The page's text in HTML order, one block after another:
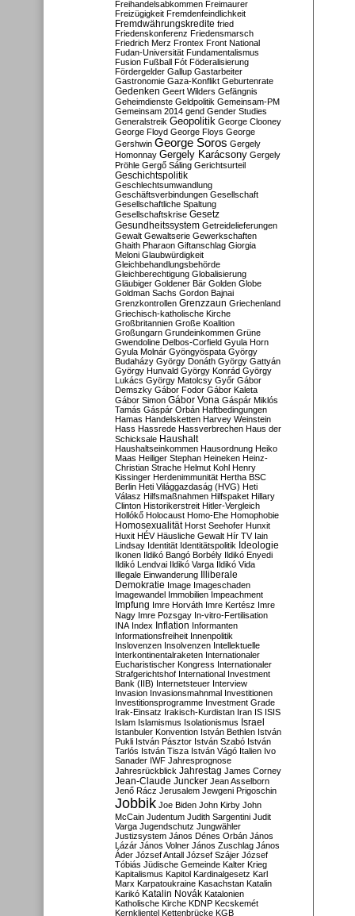
Freihandelsabkommen Freimaurer
Freizügigkeit Fremdenfeindlichkeit
Fremdwährungskredite fried
Friedenskonferenz Friedensmarsch
Friedrich Merz Frontex Front National
Fudan-Universität Fundamentalismus
Fusion Fußball Fót Föderalisierung
Fördergelder Gallup Gastarbeiter
Gastronomie Gaza-Konflikt Geburtenrate
Gedenken Geert Wilders Gefängnis
Geheimdienste Geldpolitik Gemeinsam-PM
Gemeinsam 2014 gend Gender Studies
Generalstreik Geopolitik George Clooney
George Floyd George Floys George
Gershwin George Soros Gergely
Homonnay Gergely Karácsony Gergely
Pröhle Gergő Sáling Gerichtsurteil
Geschichtspolitik
Geschlechtsumwandlung
Geschäftsverbindungen Gesellschaft
Gesellschaftliche Spaltung
Gesellschaftskrise Gesetz
Gesundheitssystem Getreidelieferungen
Gewalt Gewaltserie Gewerkschaften
Ghaith Pharaon Giftanschlag Giorgia
Meloni Glaubwürdigkeit
Gleichbehandlungsbehörde
Gleichberechtigung Globalisierung
Gläubiger Goldener Bär Golden Globe
Goldman Sachs Gordon Bajnai
Grenzkontrollen Grenzzaun Griechenland
Griechisch-katholische Kirche
Großbritannien Große Koalition
Großungarn Grundeinkommen Grüne
Gwendoline Delbos-Corfield Gyula Horn
Gyula Molnár Gyöngyöspata György
Budaházy György Donáth György Gattyán
György Hunvald György Konrád György
Lukács György Matolcsy Győr Gábor
Demszky Gábor Fodor Gábor Kaleta
Gábor Simon Gábor Vona Gáspár Miklós
Tamás Gáspár Orbán Haftbedingungen
Hamas Handelsketten Harvey Weinstein
Hass Hassrede Hassverbrechen Haus der
Schicksale Haushalt
Haushaltseinkommen Hausordnung Heiko
Maas Heiliger Stephan Heineken Heinz-
Christian Strache Helmut Kohl Henry
Kissinger Herdenimmunität Hertha BSC
Berlin Heti Világgazdaság (HVG) Heti
Válasz Hilfsmaßnahmen Hilfspaket Hillary
Clinton Historikerstreit Hitler-Vergleich
Hollókő Holocaust Homo-Ehe Homophobie
Homosexualität Horst Seehofer Hunxit
Huxit HÉV Häusliche Gewalt Hír TV Iain
Lindsay Identität Identitätspolitik Ideologie
Ikonen Ildikó Bangó Borbély Ildikó Enyedi
Ildikó Lendvai Ildikó Varga Ildikó Vida
Illegale Einwanderung Illiberale
Demokratie Image Imageschaden
Imagewandel Immobilien Impeachment
Impfung Imre Horváth Imre Kertész Imre
Nagy Imre Pozsgay In-vitro-Fertilisation
INA Index Inflation Informanten
Informationsfreiheit Innenpolitik
Inslovenzen Insolvenzen Intellektuelle
Interkontinentalraketen Internationaler
Eucharistischer Kongress Internationaler
Strafgerichtshof International Investment
Bank (IIB) Internetsteuer Interview
Invasion Invasionsmahnmal Investitionen
Investitionsprogramme Investment Grade
Irak-Einsatz Irakisch-Kurdistan Iran IS ISIS
Islam Islamismus Isolationismus Israel
Istanbuler Konvention István Bethlen István
Pukli István Pásztor István Szabó István
Tarlós István Tisza István Vágó Italien Ivo
Sanader IWF Jahresprognose
Jahresrückblick Jahrestag James Corney
Jean-Claude Juncker Jean Asselborn
Jenő Rácz Jerusalem Jewgeni Prigoschin
Jobbik Joe Biden John Kirby John
McCain Judentum Judith Sargentini Judit
Varga Jugendschutz Jungwähler
Justizsystem János Dénes Orbán János
Lázár János Volner János Zuschlag János
Áder József Antall József Szájer József
Tóbiás Jüdische Gemeinde Kalter Krieg
Kapitalismus Kapitol Kardinalgesetz Karl
Marx Karpatoukraine Kasachstan Katalin
Karikó Katalin Novák Katalonien
Katholische Kirche KDNP Kecskemét
Kernklientel Kettenbrücke KGB